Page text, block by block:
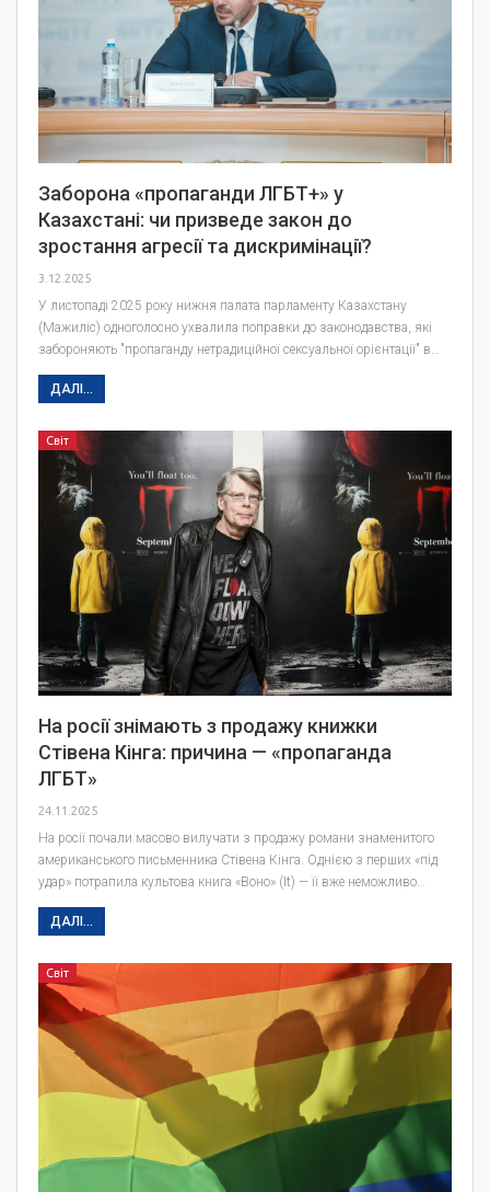
Заборона «пропаганди ЛГБТ+» у
Казахстані: чи призведе закон до
зростання агресії та дискримінації?
3.12.2025
У листопаді 2025 року нижня палата парламенту Казахстану
(Мажиліс) одноголосно ухвалила поправки до законодавства, які
забороняють "пропаганду нетрадиційної сексуальної орієнтації" в…
ДАЛІ...
Світ
На росії знімають з продажу книжки
Стівена Кінга: причина — «пропаганда
ЛГБТ»
24.11.2025
На росії почали масово вилучати з продажу романи знаменитого
американського письменника Стівена Кінга. Однією з перших «під
удар» потрапила культова книга «Воно» (It) — її вже неможливо…
ДАЛІ...
Світ